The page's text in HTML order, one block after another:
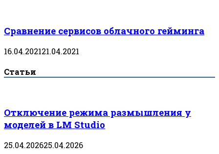
Сравнение сервисов облачного гейминга
16.04.202121.04.2021
Статьи
Отключение режима размышления у
моделей в LM Studio
25.04.202625.04.2026